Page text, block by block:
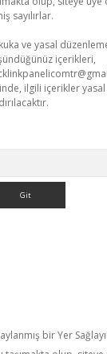
sayılırlar.
ve yasal
içerikleri,
ilgili içerikler
bir Yer